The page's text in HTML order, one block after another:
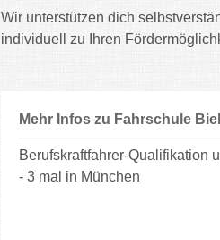
Wir unterstützen dich
individuell zu Ihren
Mehr Infos zu Fahrschule
Berufskraftfahrer-Qualifikation
- 3 mal in München